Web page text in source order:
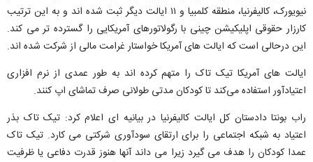
نیویورک، کالیفرنیا، منطقه کلمبیا و ۱۱ ایالت دیگر ثبت شده اند و به این ترتیب
کارزار حقوقی اپلیکیشن چینی با رگولاتورهای آمریکایی را گسترده تر می کند.
این درحالی است که ایالت های آمریکا خواستار غرامت مالی از شرکت شده اند.
ایالت های آمریکا تیک تاک را متهم کرده اند به طور عمدی از نرم افزاری
اعتیادآور استفاده می‌کند تا کودکان مدتی طولانی صرف تماشای اپ کنند.
راب بونتا دادستان کل ایالت کالیفرنیا در بیانیه ای اعلام کرد: تیک تاک بذر
اعتیاد به شبکه اجتماعی را برای ارتقای سودآوری شرکتی می کارد. تیک تاک
عمدا کودکان را هدف می گیرد زیرا می داند آنها هنوز قدرت دفاعی یا ظرفیت